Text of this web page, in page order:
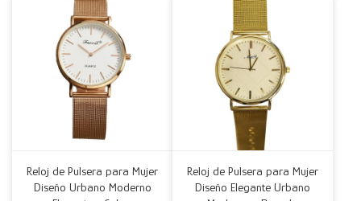
Reloj de Pulsera para Mujer
Diseño Urbano Moderno
Reloj de Pulsera para Mujer
Diseño Elegante Urbano